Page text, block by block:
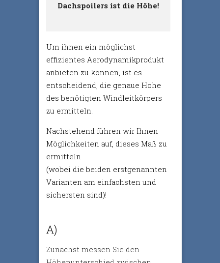
Dachspoilers ist die Höhe!
Um ihnen ein möglichst
effizientes Aerodynamikprodukt
anbieten zu können, ist es
entscheidend, die genaue Höhe
des benötigten Windleitkörpers
zu ermitteln.
Nachstehend führen wir Ihnen
Möglichkeiten auf, dieses Maß zu
ermitteln
(wobei die beiden erstgenannten
Varianten am einfachsten und
sichersten sind)!
A)
Zunächst messen Sie den